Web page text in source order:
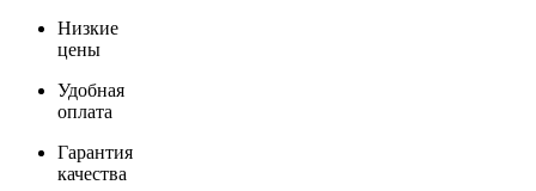
Низкие
цены
Удобная
оплата
Гарантия
качества